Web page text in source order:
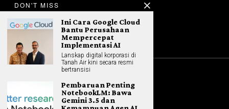
All rights reserved. Hybrid.co.id
DON'T MISS
Ini Cara Google Cloud
Bantu Perusahaan
Mempercepat
Implementasi AI
Lanskap digital korporasi di
Tanah Air kini secara resmi
bertransisi
Pembaruan Penting
NotebookLM: Bawa
Gemini 3.5 dan